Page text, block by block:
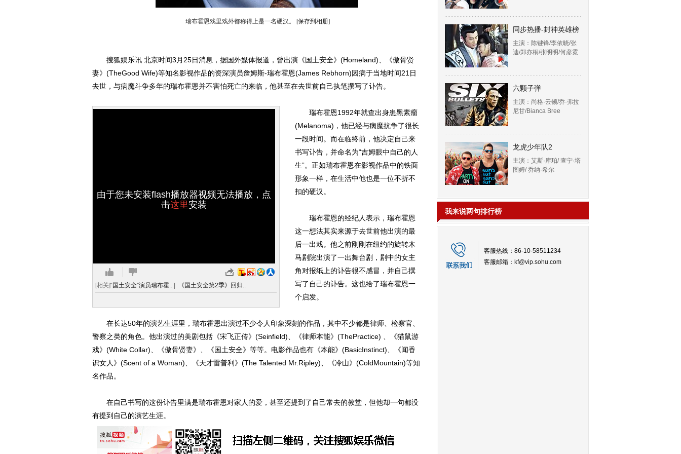
瑞布霍恩戏里戏外都称得上是一名硬汉。 [保存到相册]
搜狐娱乐讯 北京时间3月25日消息，据国外媒体报道，曾出演《国土安全》(Homeland)、《傲骨贤
妻》(TheGood Wife)等知名影视作品的资深演员詹姆斯-瑞布霍恩(James Rebhorn)因病于当地时间21日
去世，与病魔斗争多年的瑞布霍恩并不害怕死亡的来临，他甚至在去世前自己执笔撰写了讣告。
由于您未安装flash播放器视频无法播放，点
击这里安装
[相关]“国土安全”演员瑞布霍.. 《国土安全第2季》回归..
瑞布霍恩1992年就查出身患黑素瘤
(Melanoma)，他已经与病魔抗争了很长
一段时间。而在临终前，他决定自己来
书写讣告，并命名为“吉姆眼中自己的人
生”。正如瑞布霍恩在影视作品中的铁面
形象一样，在生活中他也是一位不折不
扣的硬汉。
瑞布霍恩的经纪人表示，瑞布霍恩
这一想法其实来源于去世前他出演的最
后一出戏。他之前刚刚在纽约的旋转木
马剧院出演了一出舞台剧，剧中的女主
角对报纸上的讣告很不感冒，并自己撰
写了自己的讣告。这也给了瑞布霍恩一
个启发。
在长达50年的演艺生涯里，瑞布霍恩出演过不少令人印象深刻的作品，其中不少都是律师、检察官、
警察之类的角色。他出演过的美剧包括《宋飞正传》(Seinfield)、《律师本能》(ThePractice) 、《猫鼠游
戏》(White Collar)、《傲骨贤妻》、《国土安全》等等。电影作品也有《本能》(BasicInstinct)、《闻香
识女人》(Scent of a Woman)、《天才雷普利》(The Talented Mr.Ripley)、《冷山》(ColdMountain)等知
名作品。
在自己书写的这份讣告里满是瑞布霍恩对家人的爱，甚至还提到了自己常去的教堂，但他却一句都没
有提到自己的演艺生涯。
同步热播-封神英雄榜
主演：陈键锋/李依晓/张
迪/郑亦桐/张明明/何彦霓
六颗子弹
主演：尚格·云顿/乔·弗拉
尼甘/Bianca Bree
龙虎少年队2
主演：艾斯·库珀/ 查宁·塔
图姆/ 乔纳·希尔
我来说两句排行榜
客服热线：86-10-58511234
客服邮箱： kf@vip.sohu.com